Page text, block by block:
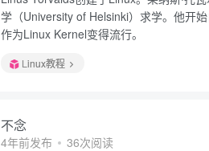
学（University of Helsinki）求学。他开
作为Linux Kernel变得流行。
Linux教程
不念
4年前发布 36次阅读